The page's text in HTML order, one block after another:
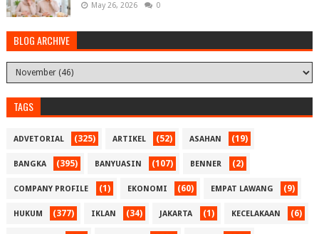
May 26, 2026 0
BLOG ARCHIVE
TAGS
ADVETORIAL (325) ARTIKEL (52) ASAHAN (19)
BANGKA (395) BANYUASIN (107) BENNER (2)
COMPANY PROFILE (1) EKONOMI (60) EMPAT LAWANG (9)
HUKUM (377) IKLAN (34) JAKARTA (1) KECELAKAAN (6)